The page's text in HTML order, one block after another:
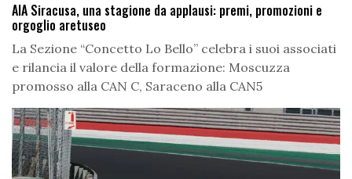
AIA Siracusa, una stagione da applausi: premi, promozioni e
orgoglio aretuseo
La Sezione “Concetto Lo Bello” celebra i suoi associati
e rilancia il valore della formazione: Moscuzza
promosso alla CAN C, Saraceno alla CAN5